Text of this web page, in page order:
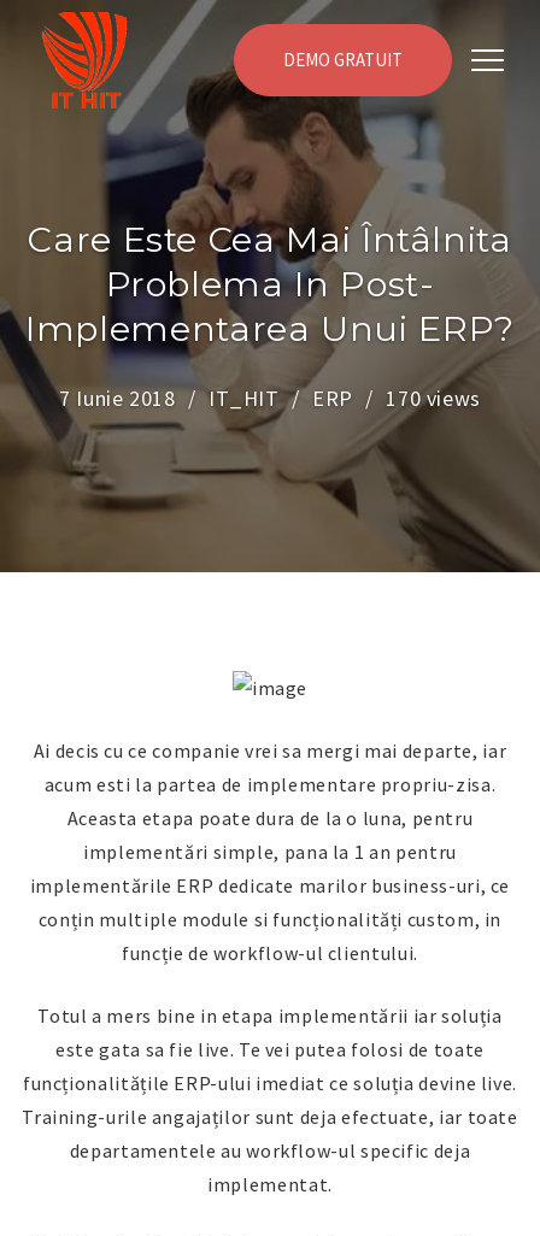
DEMO GRATUIT
Care Este Cea Mai Întâlnita
Problema In Post-
Implementarea Unui ERP?
7 Iunie 2018 IT_HIT ERP 170 views
Ai decis cu ce companie vrei sa mergi mai departe, iar
acum esti la partea de implementare propriu-zisa.
Aceasta etapa poate dura de la o luna, pentru
implementări simple, pana la 1 an pentru
implementările ERP dedicate marilor business-uri, ce
conțin multiple module si funcționalități custom, in
funcție de workflow-ul clientului.
Totul a mers bine in etapa implementării iar soluția
este gata sa fie live. Te vei putea folosi de toate
funcționalitățile ERP-ului imediat ce soluția devine live.
Training-urile angajaților sunt deja efectuate, iar toate
departamentele au workflow-ul specific deja
implementat.